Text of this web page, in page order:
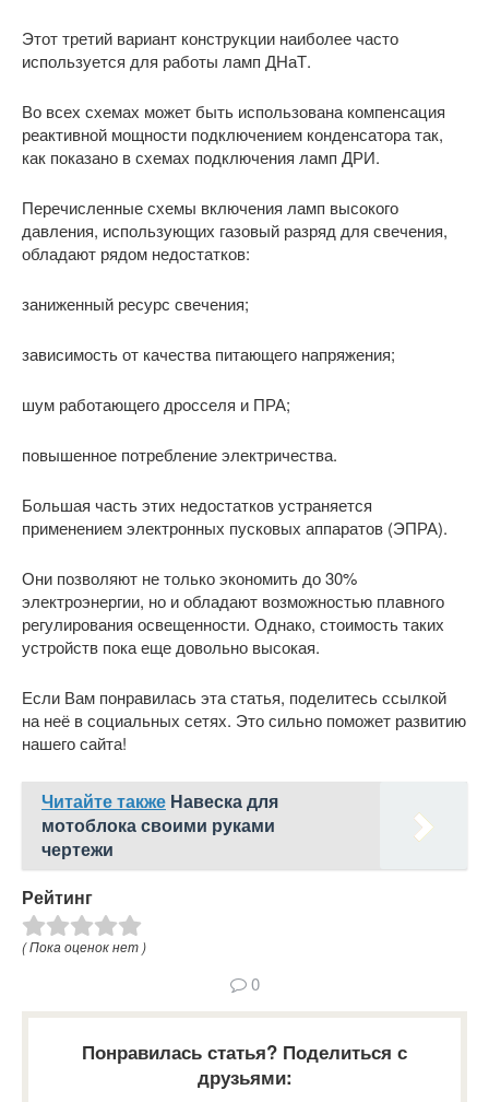
Этот третий вариант конструкции наиболее часто
используется для работы ламп ДНаТ.
Во всех схемах может быть использована компенсация
реактивной мощности подключением конденсатора так,
как показано в схемах подключения ламп ДРИ.
Перечисленные схемы включения ламп высокого
давления, использующих газовый разряд для свечения,
обладают рядом недостатков:
заниженный ресурс свечения;
зависимость от качества питающего напряжения;
шум работающего дросселя и ПРА;
повышенное потребление электричества.
Большая часть этих недостатков устраняется
применением электронных пусковых аппаратов (ЭПРА).
Они позволяют не только экономить до 30%
электроэнергии, но и обладают возможностью плавного
регулирования освещенности. Однако, стоимость таких
устройств пока еще довольно высокая.
Если Вам понравилась эта статья, поделитесь ссылкой
на неё в социальных сетях. Это сильно поможет развитию
нашего сайта!
Читайте также Навеска для
мотоблока своими руками
чертежи
Рейтинг
( Пока оценок нет )
0
Понравилась статья? Поделиться с
друзьями: